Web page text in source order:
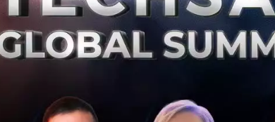
เตือนแบบEmergency Alertที่ทางรัฐบาลของสหรั
ของเชื้อผ่านข้อความทางโทรศัพท์มือถือ เพื่อให้ค
ข้างนอก
19 กับโลกเทคโนโลยี